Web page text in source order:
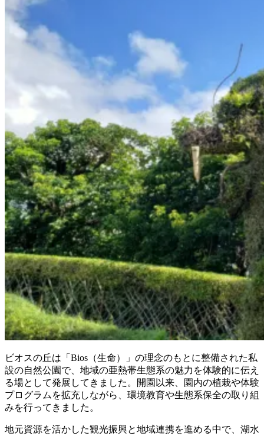
ビオスの丘は「Bios（生命）」の理念のもとに整備された私
設の自然公園で、地域の亜熱帯生態系の魅力を体験的に伝え
る場として発展してきました。開園以来、園内の植栽や体験
プログラムを拡充しながら、環境教育や生態系保全の取り組
みを行ってきました。
地元資源を活かした観光振興と地域連携を進める中で、湖水